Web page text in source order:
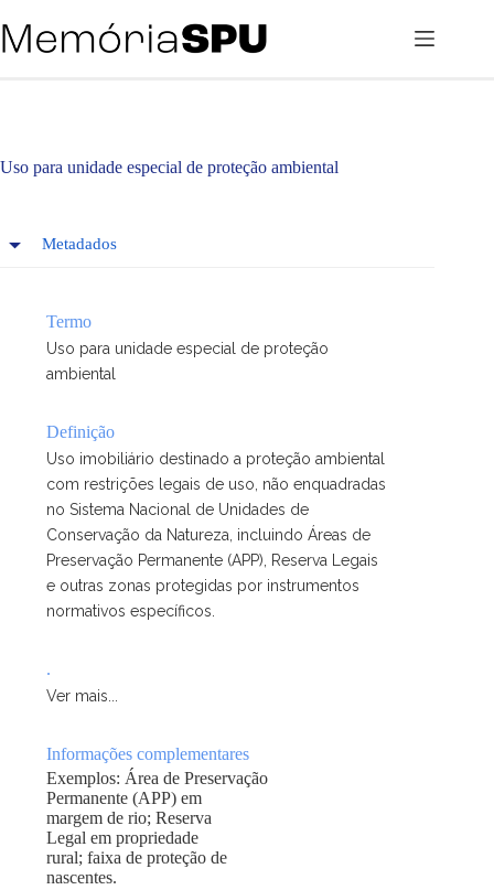
para
o
Uso para unidade especial de proteção ambiental
Metadados
Termo
Uso para unidade especial de proteção
ambiental
Definição
Uso imobiliário destinado a proteção ambiental
com restrições legais de uso, não enquadradas
no Sistema Nacional de Unidades de
Conservação da Natureza, incluindo Áreas de
Preservação Permanente (APP), Reserva Legais
e outras zonas protegidas por instrumentos
normativos específicos.
.
Ver mais...
Informações complementares
Exemplos: Área de Preservação
Permanente (APP) em
margem de rio; Reserva
Legal em propriedade
rural; faixa de proteção de
nascentes.